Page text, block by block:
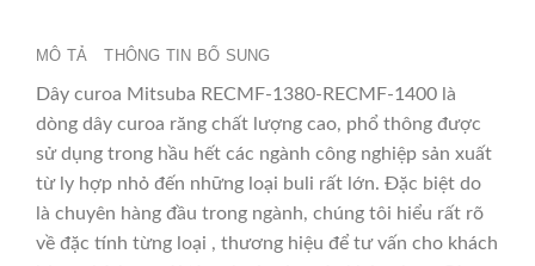
MÔ TẢ THÔNG TIN BỔ SUNG
Dây curoa Mitsuba RECMF-1380-RECMF-1400 là
dòng dây curoa răng chất lượng cao, phổ thông được
sử dụng trong hầu hết các ngành công nghiệp sản xuất
từ ly hợp nhỏ đến những loại buli rất lớn. Đặc biệt do
là chuyên hàng đầu trong ngành, chúng tôi hiểu rất rõ
về đặc tính từng loại , thương hiệu để tư vấn cho khách